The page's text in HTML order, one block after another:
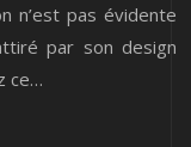
n’est pas évidente
par son design
ce…